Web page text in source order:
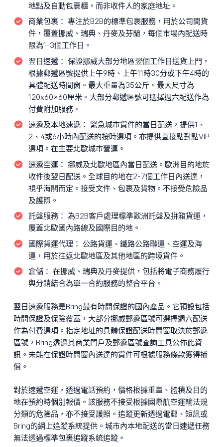
地點及自動包裹櫃，而非收件人的家庭地址。
商業包裹： 專注於B2B的標準包裹服務，用於公司間貨
件，覆蓋挪威、瑞典、丹麥及芬蘭，每個市場內配送時
限為1-3個工作日。
翌日速遞： 保證挪威大部分地區翌個工作日送貨上門，
根據郵遞區號提供上午9時、上午11時30分或下午4時的
具體配送時間窗。最大重量為35公斤。最大尺寸為
120x60x60厘米。大部分郵遞區號可選擇週六配送作為
付費附加服務。
速遞及本地速遞： 緊急城市貨件的當日配送，提供1、
2、4或6小時內配送的按時選項。亦提供直接點對點VIP
選項。在主要北歐城市營運。
速遞空運： 挪威及北歐地區內當日配送。歐洲目的地於
收件後翌日配送。全球目的地在2-7個工作日內送達，
視乎海關而定。接受文件、包裹及貨物。不接受危險品
及護照。
託盤服務： 為B2B客戶處理標準歐洲託盤及拼箱貨運，
覆蓋北歐國內路線及國際目的地。
國際貨運代理： 公路貨運、鐵路公路聯運、空運及海
運，用於往返北歐地區及其他地區的跨境貨件。
倉儲： 在挪威、瑞典及丹麥提供，包括將電子商務履行
與分銷結合為單一合約服務的整合平台。
翌日速遞服務是Bring最有時間保證的國內產品。它預設包括
時間保證及保險覆蓋，大部分挪威郵遞區號可選擇週六配送
作為付費選項。指定地址的具體保證配送時間窗取決於郵遞
區號，Bring透過其商業門戶及郵遞區號查詢工具公佈此資
訊。未能在保證時間窗內送達的貨件可根據服務條款獲得補
償。
對於速遞空運，透過電話預約，價格根據重量、體積及目的
地在預約時個別報價。該服務不接受根據國際航空運輸法規
分類的危險品，亦不接受護照。追蹤更新透過電郵、短訊或
Bring的網上追蹤系統提供。城市內本地配送的當日速遞任務
無法透過標準包裹追蹤系統追蹤。